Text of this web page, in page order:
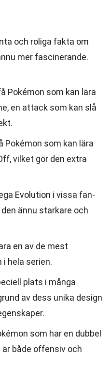
och roliga fakta om
mer fascinerande.
Pokémon som kan lära
en attack som kan slå
Pokémon som kan lära
vilket gör den extra
Evolution i vissa fan-
ännu starkare och
en av de mest
i hela serien.
plats i många
av dess unika design
som har en dubbel
både offensiv och